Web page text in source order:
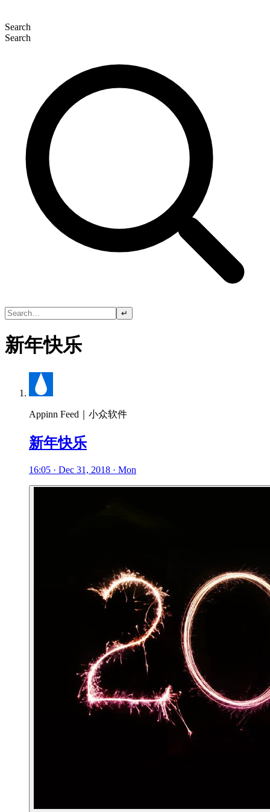
Search
Search
↵
新年快乐
Appinn Feed｜小众软件
新年快乐
16:05 · Dec 31, 2018 · Mon